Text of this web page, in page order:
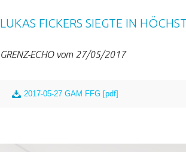
LUKAS FICKERS SIEGTE IN
GRENZ-ECHO vom 27/05/2017
2017-05-27 GAM FFG [pdf]